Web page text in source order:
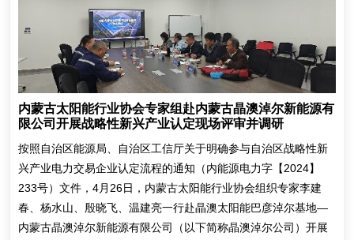
内蒙古太阳能行业协会专家组赴内蒙古晶澳淖尔新能源有
限公司开展战略性新兴产业认定现场评审并调研
按照自治区能源局、自治区工信厅关于明确参与自治区战略性新
兴产业电力交易企业认定流程的通知（内能源电力字【2024】
233号）文件，4月26日，内蒙古太阳能行业协会组织专家李建
春、杨水山、殷晓飞、温建亮一行赴晶澳太阳能巴彦淖尔基地—
内蒙古晶澳淖尔新能源有限公司（以下简称晶澳淖尔公司）开展